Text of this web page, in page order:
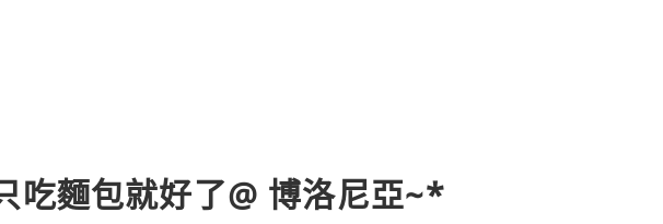
吃麵包就好了@ 博洛尼亞~*